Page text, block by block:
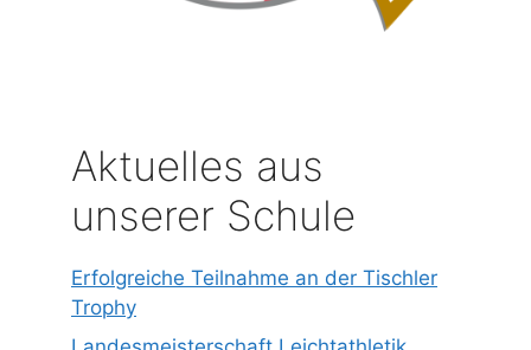
Aktuelles aus
unserer Schule
Erfolgreiche Teilnahme an der Tischler
Trophy